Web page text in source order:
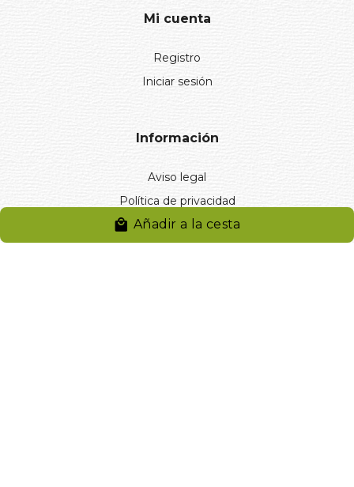
Añadir a la cesta
Mi cuenta
Registro
Iniciar sesión
Información
Aviso legal
Política de privacidad
Entregas y devoluciones